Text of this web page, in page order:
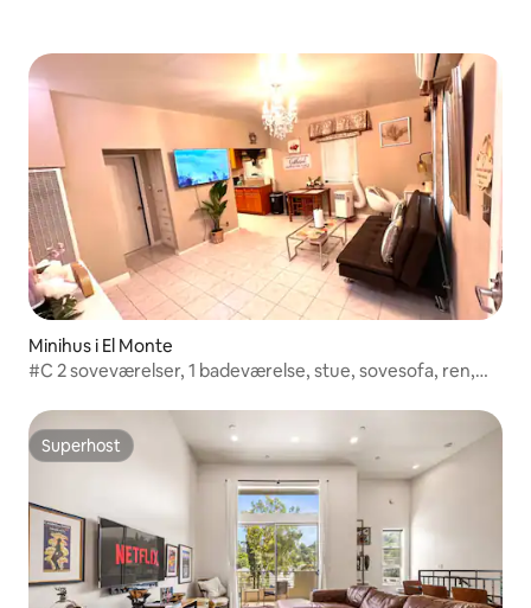
Minihus i El Monte
#C 2 soveværelser, 1 badeværelse, stue, sovesofa, ren,
Superhost
Superhost